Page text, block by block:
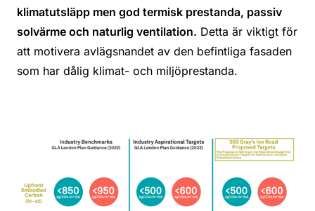
klimatutsläpp men god termisk prestanda, passiv
solvärme och naturlig ventilation. Detta är viktigt för
att motivera avlägsnandet av den befintliga fasaden
som har dålig klimat- och miljöprestanda.